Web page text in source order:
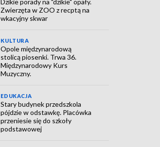
Zwierzęta w ZOO z recptą na
wkacyjny skwar
KULTURA
Opole międzynarodową
stolicą piosenki. Trwa 36.
Międzynarodowy Kurs
Muzyczny.
EDUKACJA
Stary budynek przedszkola
pójdzie w odstawkę. Placówka
przeniesie się do szkoły
podstawowej